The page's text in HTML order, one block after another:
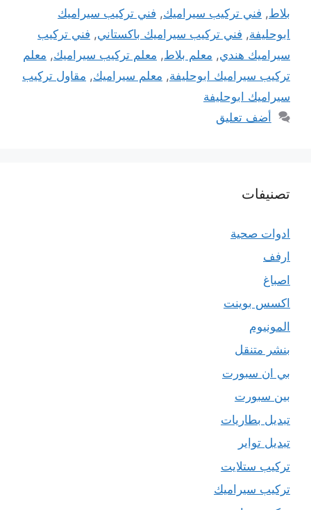
بلاط, فني تركيب سيراميك, فني تركيب سيراميك
ابوحليفة, فني تركيب سيراميك باكستاني, فني تركيب
سيراميك هندي, معلم بلاط, معلم تركيب سيراميك, معلم
تركيب سيراميك ابوحليفة, معلم سيراميك, مقاول تركيب
سيراميك ابوحليفة
أضف تعليق
تصنيفات
ادوات صحية
ارفف
اصباغ
اكسس بوينت
المونيوم
بنشر متنقل
بي ان سبورت
بين سبورت
تبديل بطاريات
تبديل تواير
تركيب ستلايت
تركيب سيراميك